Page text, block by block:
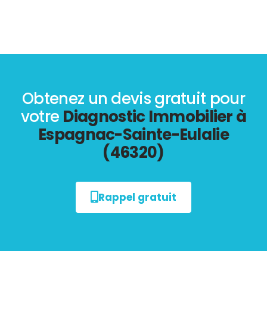
Obtenez un devis gratuit pour
votre Diagnostic Immobilier à
Espagnac-Sainte-Eulalie
(46320)
Rappel gratuit